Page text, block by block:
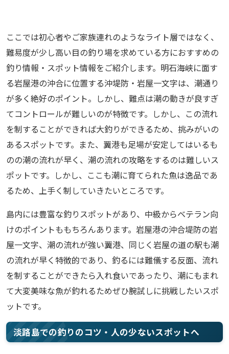
ここでは初心者やご家族連れのようなライト層ではなく、
難易度が少し高い目の釣り場を求めている方におすすめの
釣り情報・スポット情報をご紹介します。明石海峡に面す
る岩屋港の沖合に位置する沖堤防・岩屋一文字は、潮通り
が多く絶好のポイント。しかし、難点は潮の動きが良すぎ
てコントロールが難しいのが特徴です。しかし、この流れ
を制することができれば大釣りができるため、挑みがいの
あるスポットです。また、翼港も足場が安定してはいるも
のの潮の流れが早く、潮の流れの攻略をするのは難しいス
ポットです。しかし、ここも潮に育てられた魚は逸品であ
るため、上手く制していきたいところです。
島内には豊富な釣りスポットがあり、中級からベテラン向
けのポイントももちろんあります。岩屋港の沖合堤防の岩
屋一文字、潮の流れが強い翼港、同じく岩屋の道の駅も潮
の流れが早く特徴的であり、釣るには難儀する反面、流れ
を制することができたら入れ食いであったり、潮にもまれ
て大変美味な魚が釣れるためぜひ腕試しに挑戦したいスポ
ットです。
淡路島での釣りのコツ・人の少ないスポットへ